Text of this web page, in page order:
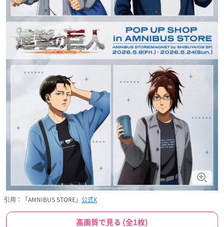
引用：「AMNIBUS STORE」 公式X
高画質で見る (全1枚)